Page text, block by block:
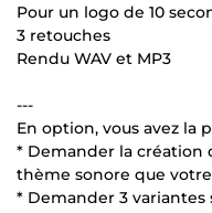
Pour un logo de 10
3 retouches
Rendu WAV et MP3
---
En option, vous avez la
* Demander la création
thème sonore que
* Demander 3